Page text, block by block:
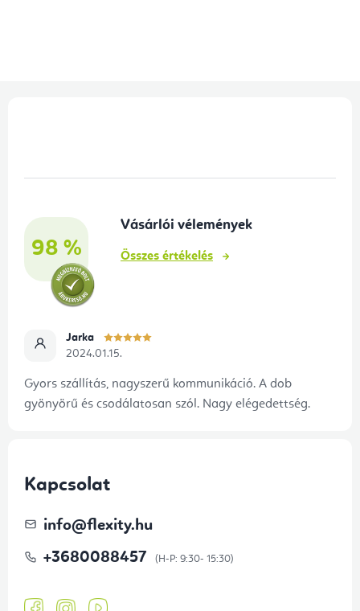
98 %
Vásárlói vélemények
Összes értékelés
Jarka
2024.01.15.
Gyors szállítás, nagyszerű kommunikáció. A dob
gyönyörű és csodálatosan szól. Nagy elégedettség.
Kapcsolat
info@flexity.hu
+3680088457